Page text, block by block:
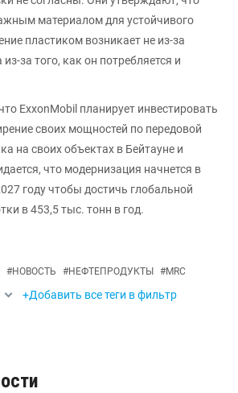
материалом для устойчивого
пластиком возникает не из-за
за того, как он потребляется и
ExxonMobil планирует инвестировать
своих мощностей по передовой
на своих объектах в Бейтауне и
что модернизация начнется в
году чтобы достичь глобальной
в 453,5 тыс. тонн в год.
#НОВОСТЬ #НЕФТЕПРОДУКТЫ #MRC
+Добавить все теги в фильтр